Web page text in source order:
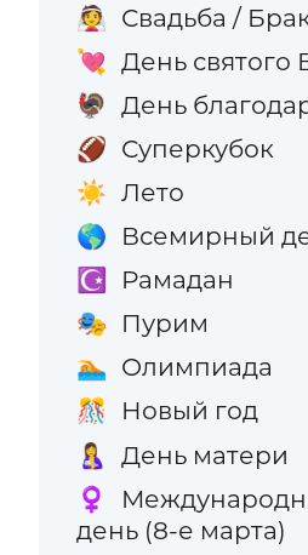
👰 Свадьба /
💘 День святого
🦃 День
🏈 Суперкубок
☀️ Лето
🌎 Всемирный
☪️ Рамадан
🎭 Пурим
🏊 Олимпиада
🎊 Новый год
🤱 День матери
♀️
день (8-е марта)